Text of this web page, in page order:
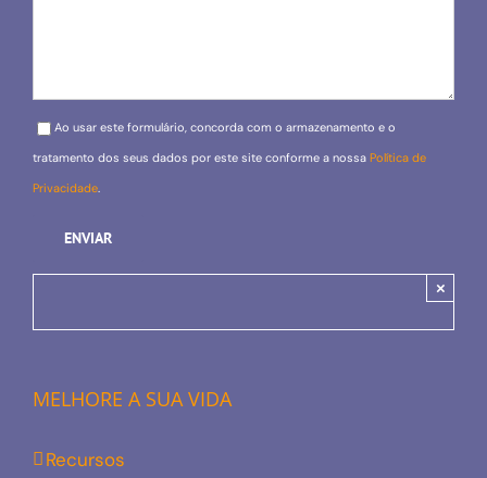
Please leave this field empty.
Ao usar este formulário, concorda com o armazenamento e o
tratamento dos seus dados por este site conforme a nossa Política de
Privacidade.
×
MELHORE A SUA VIDA
Recursos